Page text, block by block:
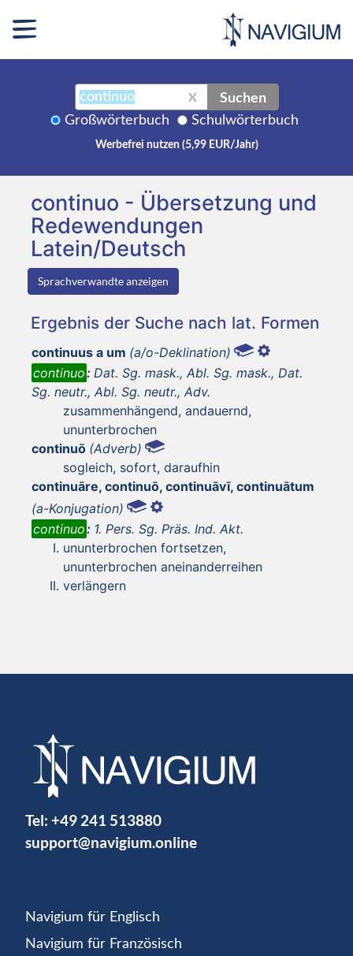
X Suchen
Großwörterbuch Schulwörterbuch
Werbefrei nutzen (5,99 EUR/Jahr)
continuo - Übersetzung und
Redewendungen
Latein/Deutsch
Sprachverwandte anzeigen
Ergebnis der Suche nach lat. Formen
continuus a um (a/o-Deklination)
continuo: Dat. Sg. mask., Abl. Sg. mask., Dat.
Sg. neutr., Abl. Sg. neutr., Adv.
zusammenhängend, andauernd,
ununterbrochen
continuō (Adverb)
sogleich, sofort, daraufhin
continuāre, continuō, continuāvī, continuātum
(a-Konjugation)
continuo: 1. Pers. Sg. Präs. Ind. Akt.
ununterbrochen fortsetzen,
ununterbrochen aneinanderreihen
verlängern
Tel: +49 241 513880
support@navigium.online
Navigium für Englisch
Navigium für Französisch